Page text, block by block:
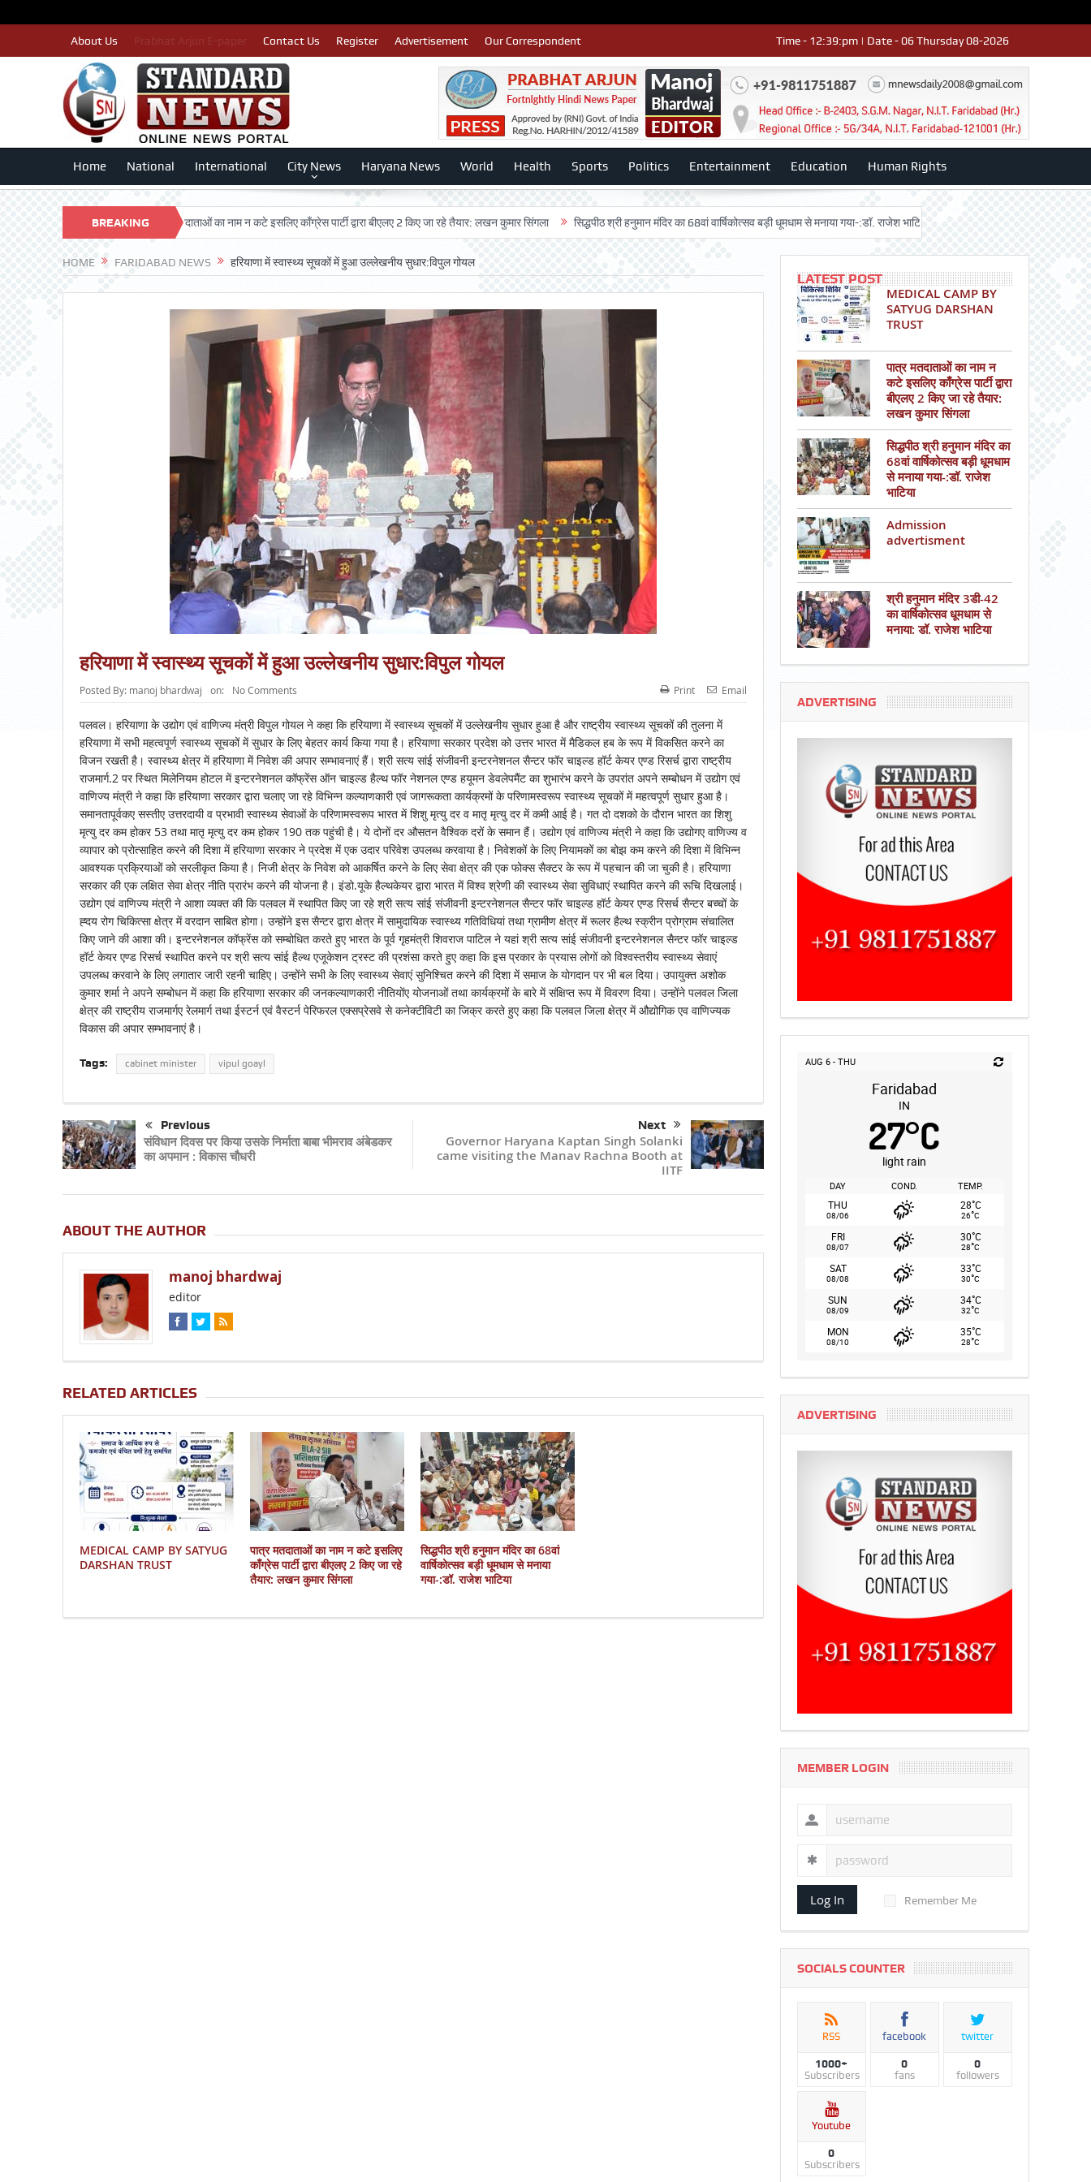
About Us Contact Us Register Advertisement Our Correspondent Time - 12:39:pm | Date - 06 Thursday 08-2026
Home National International City News Haryana News World Health Sports Politics Entertainment Education Human Rights
BREAKING
NEWS
TRUST पात्र मतदाताओं का नाम न कटे इसलिए काँग्रेस पार्टी द्वारा बीएलए 2 किए जा रहे तैयार: लखन कुमार सिंगला सिद्धपीठ श्री हनुमान मंदिर का 68वां वार्षिकोत्सव बड़ी धूमधाम से मनाया गया-:डॉ. राजेश भाटिया Admission advertisment श्री
HOME FARIDABAD NEWS हरियाणा में स्वास्थ्य सूचकों में हुआ उल्लेखनीय सुधार:विपुल गोयल
हरियाणा में स्वास्थ्य सूचकों में हुआ उल्लेखनीय सुधार:विपुल गोयल
Posted By: manoj bhardwaj on: No Comments Print Email
पलवल। हरियाणा के उद्योग एवं वाणिज्य मंत्री विपुल गोयल ने कहा कि हरियाणा में स्वास्थ्य सूचकों में उल्लेखनीय सुधार हुआ है और राष्ट्रीय स्वास्थ्य सूचकों की तुलना में
हरियाणा में सभी महत्वपूर्ण स्वास्थ्य सूचकों में सुधार के लिए बेहतर कार्य किया गया है। हरियाणा सरकार प्रदेश को उत्तर भारत में मैडिकल हब के रूप में विकसित करने का
विजन रखती है। स्वास्थ्य क्षेत्र में हरियाणा में निवेश की अपार सम्भावनाएं हैं। श्री सत्य सांई संजीवनी इन्टरनेशनल सैन्टर फॉर चाइल्ड हॉर्ट केयर एण्ड रिसर्च द्वारा राष्ट्रीय
राजमार्ग.2 पर स्थित मिलेनियम होटल में इन्टरनेशनल कॉफ्रेंस ऑन चाइल्ड हैल्थ फॉर नेशनल एण्ड हयूमन डेवलेपमैंट का शुभारंभ करने के उपरांत अपने सम्बोधन में उद्योग एवं
वाणिज्य मंत्री ने कहा कि हरियाणा सरकार द्वारा चलाए जा रहे विभिन्न कल्याणकारी एवं जागरूकता कार्यक्रमों के परिणामस्वरूप स्वास्थ्य सूचकों में महत्वपूर्ण सुधार हुआ है।
समानतापूर्वकए सस्तीए उत्तरदायी व प्रभावी स्वास्थ्य सेवाओं के परिणामस्वरूप भारत में शिशु मृत्यु दर व मातृ मृत्यु दर में कमी आई है। गत दो दशको के दौरान भारत का शिशु
मृत्यु दर कम होकर 53 तथा मातृ मृत्यु दर कम होकर 190 तक पहुंची है। ये दोनों दर औसतन वैश्विक दरों के समान हैं। उद्योग एवं वाणिज्य मंत्री ने कहा कि उद्योगए वाणिज्य व
व्यापार को प्रोत्साहित करने की दिशा में हरियाणा सरकार ने प्रदेश में एक उदार परिवेश उपलब्ध करवाया है। निवेशकों के लिए नियामकों का बोझ कम करने की दिशा में विभिन्न
आवश्यक प्रक्रियाओं को सरलीकृत किया है। निजी क्षेत्र के निवेश को आकर्षित करने के लिए सेवा क्षेत्र की एक फोक्स सैक्टर के रूप में पहचान की जा चुकी है। हरियाणा
सरकार की एक लक्षित सेवा क्षेत्र नीति प्रारंभ करने की योजना है। इंडो.यूके हैल्थकेयर द्वारा भारत में विश्व श्रेणी की स्वास्थ्य सेवा सुविधाएं स्थापित करने की रूचि दिखलाई।
उद्योग एवं वाणिज्य मंत्री ने आशा व्यक्त की कि पलवल में स्थापित किए जा रहे श्री सत्य सांई संजीवनी इन्टरनेशनल सैन्टर फॉर चाइल्ड हॉर्ट केयर एण्ड रिसर्च सैन्टर बच्चों के
ह्दय रोग चिकित्सा क्षेत्र में वरदान साबित होगा। उन्होंने इस सैन्टर द्वारा क्षेत्र में सामुदायिक स्वास्थ्य गतिविधियां तथा ग्रामीण क्षेत्र में रूलर हैल्थ स्क्रीन प्रोग्राम संचालित
किए जाने की आशा की। इन्टरनेशनल कॉफ्रेंस को सम्बोधित करते हुए भारत के पूर्व गृहमंत्री शिवराज पाटिल ने यहां श्री सत्य सांई संजीवनी इन्टरनेशनल सैन्टर फॉर चाइल्ड
हॉर्ट केयर एण्ड रिसर्च स्थापित करने पर श्री सत्य सांई हैल्थ एजूकेशन ट्रस्ट की प्रशंसा करते हुए कहा कि इस प्रकार के प्रयास लोगों को विश्वस्तरीय स्वास्थ्य सेवाएं
उपलब्ध करवाने के लिए लगातार जारी रहनी चाहिए। उन्होंने सभी के लिए स्वास्थ्य सेवाएं सुनिश्चित करने की दिशा में समाज के योगदान पर भी बल दिया। उपायुक्त अशोक
कुमार शर्मा ने अपने सम्बोधन में कहा कि हरियाणा सरकार की जनकल्याणकारी नीतियोंए योजनाओं तथा कार्यक्रमों के बारे में संक्षिप्त रूप में विवरण दिया। उन्होंने पलवल जिला
क्षेत्र की राष्ट्रीय राजमार्गए रेलमार्ग तथा ईस्टर्न एवं वैस्टर्न पेरिफरल एक्सप्रेसवे से कनेक्टीविटी का जिक्र करते हुए कहा कि पलवल जिला क्षेत्र में औद्योगिक एव वाणिज्यक
विकास की अपार सम्भावनाएं है।
Tags: cabinet minister vipul goayl
Previous
संविधान दिवस पर किया उसके निर्माता बाबा भीमराव अंबेडकर
का अपमान : विकास चौधरी
Next
Governor Haryana Kaptan Singh Solanki
came visiting the Manav Rachna Booth at
IITF
ABOUT THE AUTHOR
manoj bhardwaj
editor
RELATED ARTICLES
MEDICAL CAMP BY SATYUG
DARSHAN TRUST
पात्र मतदाताओं का नाम न कटे इसलिए
काँग्रेस पार्टी द्वारा बीएलए 2 किए जा रहे
तैयार: लखन कुमार सिंगला
सिद्धपीठ श्री हनुमान मंदिर का 68वां
वार्षिकोत्सव बड़ी धूमधाम से मनाया
गया-:डॉ. राजेश भाटिया
LATEST POST
MEDICAL CAMP BY
SATYUG DARSHAN
TRUST
पात्र मतदाताओं का नाम न
कटे इसलिए काँग्रेस पार्टी द्वारा
बीएलए 2 किए जा रहे तैयार:
लखन कुमार सिंगला
सिद्धपीठ श्री हनुमान मंदिर का
68वां वार्षिकोत्सव बड़ी धूमधाम
से मनाया गया-:डॉ. राजेश
भाटिया
Admission
advertisment
श्री हनुमान मंदिर 3डी-42
का वार्षिकोत्सव धूमधाम से
मनाया: डॉ. राजेश भाटिया
ADVERTISING
AUG 6 - THU
Faridabad
IN
27°C
light rain
DAY COND. TEMP.
THU
08/06
28°C
26°C
FRI
08/07
30°C
28°C
SAT
08/08
33°C
30°C
SUN
08/09
34°C
32°C
MON
08/10
35°C
28°C
ADVERTISING
MEMBER LOGIN
Log In Remember Me
SOCIALS COUNTER
RSS
1000+
Subscribers
facebook
0
fans
twitter
0
followers
Youtube
0
Subscribers